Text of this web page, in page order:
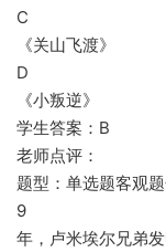
C
《关山飞渡》
D
《小叛逆》
学生答案：B
老师点评：
题型：单选题客观
9
年，卢米埃尔兄弟